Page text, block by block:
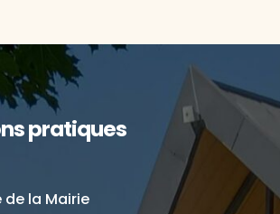
pratiques
de la Mairie